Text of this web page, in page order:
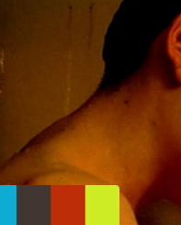
เนื้อหาที่แนะนำ รายละเอียด